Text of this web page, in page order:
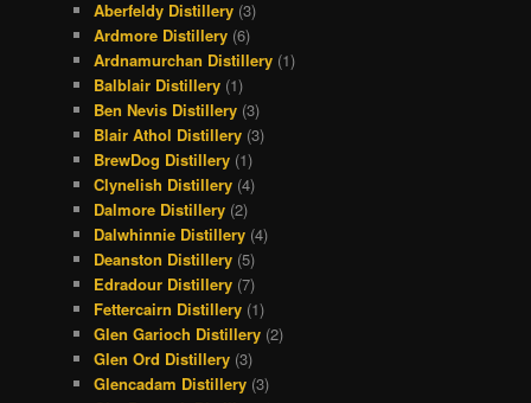
Aberfeldy Distillery (3)
Ardmore Distillery (6)
Ardnamurchan Distillery (1)
Balblair Distillery (1)
Ben Nevis Distillery (3)
Blair Athol Distillery (3)
BrewDog Distillery (1)
Clynelish Distillery (4)
Dalmore Distillery (2)
Dalwhinnie Distillery (4)
Deanston Distillery (5)
Edradour Distillery (7)
Fettercairn Distillery (1)
Glen Garioch Distillery (2)
Glen Ord Distillery (3)
Glencadam Distillery (3)